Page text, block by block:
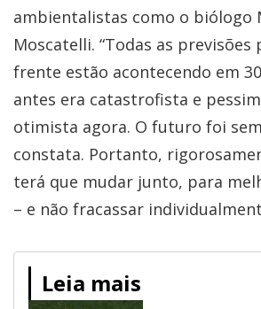
ambientalistas como o biólogo
Moscatelli. “Todas as previsões
frente estão acontecendo em
antes era catastrofista e
otimista agora. O futuro foi
constata. Portanto,
terá que mudar junto, para
– e não fracassar
Leia mais